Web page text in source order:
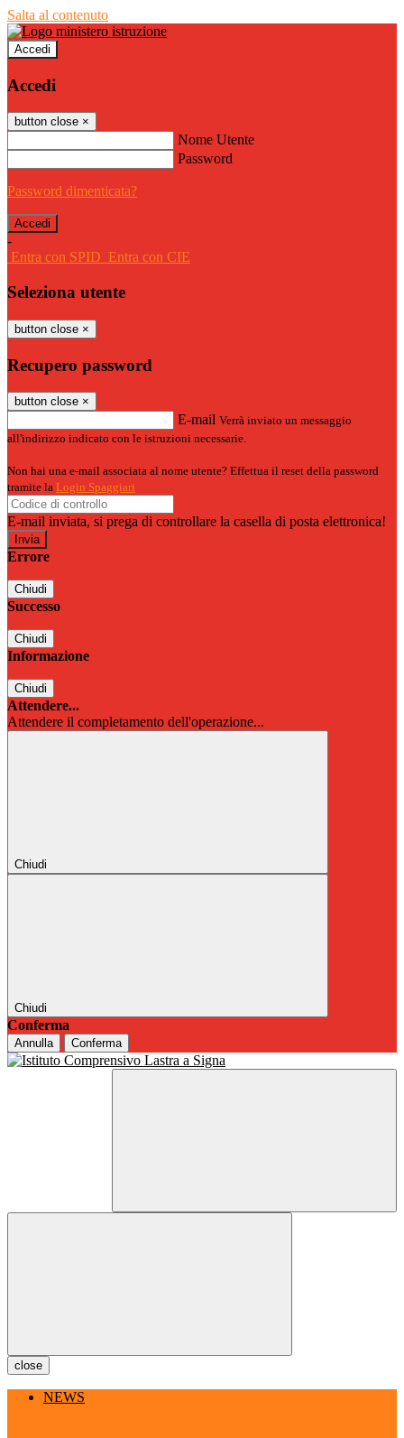
Salta al contenuto
Accedi
Accedi
button close ×
Nome Utente
Password
Password dimenticata?
-
Entra con SPID Entra con CIE
Seleziona utente
button close ×
Recupero password
button close ×
E-mail Verrà inviato un messaggio
all'indirizzo indicato con le istruzioni necessarie.
Non hai una e-mail associata al nome utente? Effettua il reset della password
tramite la Login Spaggiari
E-mail inviata, si prega di controllare la casella di posta elettronica!
Errore
Chiudi
Successo
Chiudi
Informazione
Chiudi
Attendere...
Attendere il completamento dell'operazione...
Chiudi
Chiudi
Conferma
Annulla Conferma
close
NEWS